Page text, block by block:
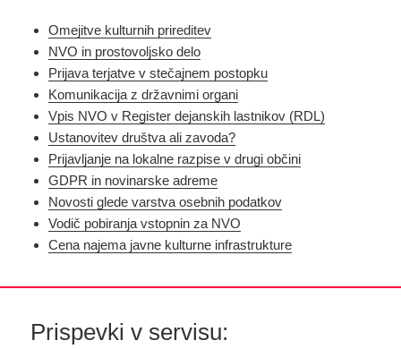
Omejitve kulturnih prireditev
NVO in prostovoljsko delo
Prijava terjatve v stečajnem postopku
Komunikacija z državnimi organi
Vpis NVO v Register dejanskih lastnikov (RDL)
Ustanovitev društva ali zavoda?
Prijavljanje na lokalne razpise v drugi občini
GDPR in novinarske adreme
Novosti glede varstva osebnih podatkov
Vodič pobiranja vstopnin za NVO
Cena najema javne kulturne infrastrukture
Prispevki v servisu: